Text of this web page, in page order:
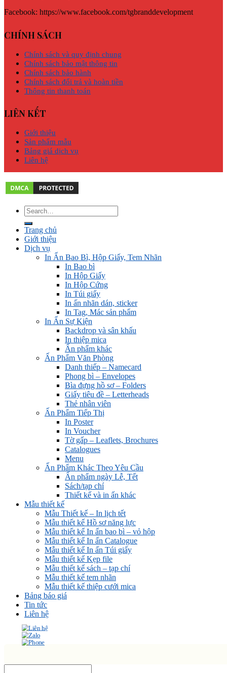
Facebook: https://www.facebook.com/tgbranddevelopment
CHÍNH SÁCH
Chính sách và quy định chung
Chính sách bảo mật thông tin
Chính sách bảo hành
Chính sách đổi trả và hoàn tiền
Thông tin thanh toán
LIÊN KẾT
Giới thiệu
Sản phẩm mẫu
Bảng giá dịch vụ
Liên hệ
Trang chủ
Giới thiệu
Dịch vụ
In Ấn Bao Bì, Hộp Giấy, Tem Nhãn
In Bao bì
In Hộp Giấy
In Hộp Cứng
In Túi giấy
In ấn nhãn dán, sticker
In Tag, Mác sản phẩm
In Ấn Sự Kiện
Backdrop và sân khấu
In thiệp mica
Ấn phẩm khác
Ấn Phẩm Văn Phòng
Danh thiếp – Namecard
Phong bì – Envelopes
Bìa đựng hồ sơ – Folders
Giấy tiêu đề – Letterheads
Thẻ nhân viên
Ấn Phẩm Tiếp Thị
In Poster
In Voucher
Tờ gấp – Leaflets, Brochures
Catalogues
Menu
Ấn Phẩm Khác Theo Yêu Cầu
Ấn phẩm ngày Lễ, Tết
Sách/tạp chí
Thiết kế và in ấn khác
Mẫu thiết kế
Mẫu Thiết kế – In lịch tết
Mẫu thiết kế Hồ sơ năng lực
Mẫu thiết kế In ấn bao bì – vỏ hộp
Mẫu thiết kế In ấn Catalogue
Mẫu thiết kế In ấn Túi giấy
Mẫu thiết kế Kẹp file
Mẫu thiết kế sách – tạp chí
Mẫu thiết kế tem nhãn
Mẫu thiết kế thiệp cưới mica
Bảng báo giá
Tin tức
Liên hệ